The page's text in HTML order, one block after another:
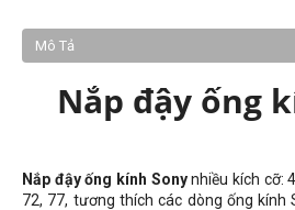
Mô Tả
Nắp đậy ống
Nắp đậy ống kính Sonynhiều kích cỡ:
72, 77, tương thích các dòng ống kính